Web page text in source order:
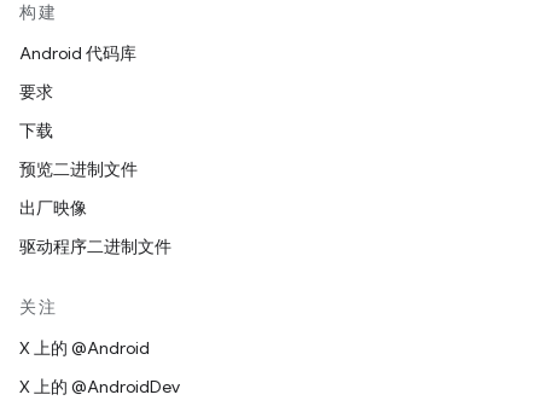
构建
Android 代码库
要求
下载
预览二进制文件
出厂映像
驱动程序二进制文件
关注
X 上的 @Android
X 上的 @AndroidDev